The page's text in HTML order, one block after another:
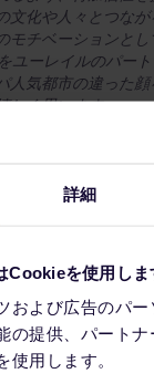
詳細
Cookieを使用しま
および広告のパ
の提供、パートナ
使用します。
文化や人々とつな
モチベーションと
ユーレイルのパート
人気都市の違った
しく思います。」
品をユニークなツア
体験を提供し、ユー
変えることなので
行の11か月前に予約
パ鉄道各社でお買い
関する詳細について